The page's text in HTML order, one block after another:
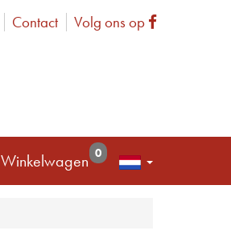
Contact Volg ons op Facebook
Winkelwagen 0